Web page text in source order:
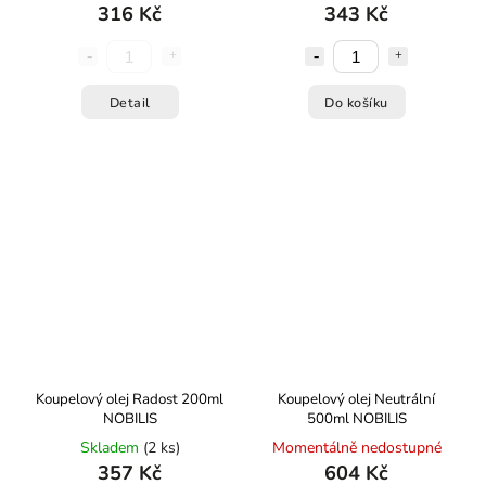
316 Kč
Detail
343 Kč
Do košíku
Koupelový olej Radost 200ml
NOBILIS
Skladem (2 ks)
357 Kč
Koupelový olej Neutrální
500ml NOBILIS
Momentálně nedostupné
604 Kč